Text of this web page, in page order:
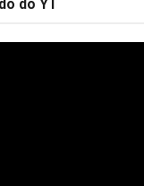
do YT